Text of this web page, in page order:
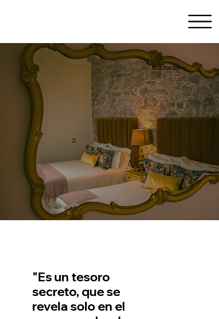
Book Your Stay +
"Es un tesoro
secreto, que se
revela solo en el